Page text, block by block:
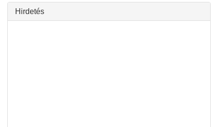
Hirdetés